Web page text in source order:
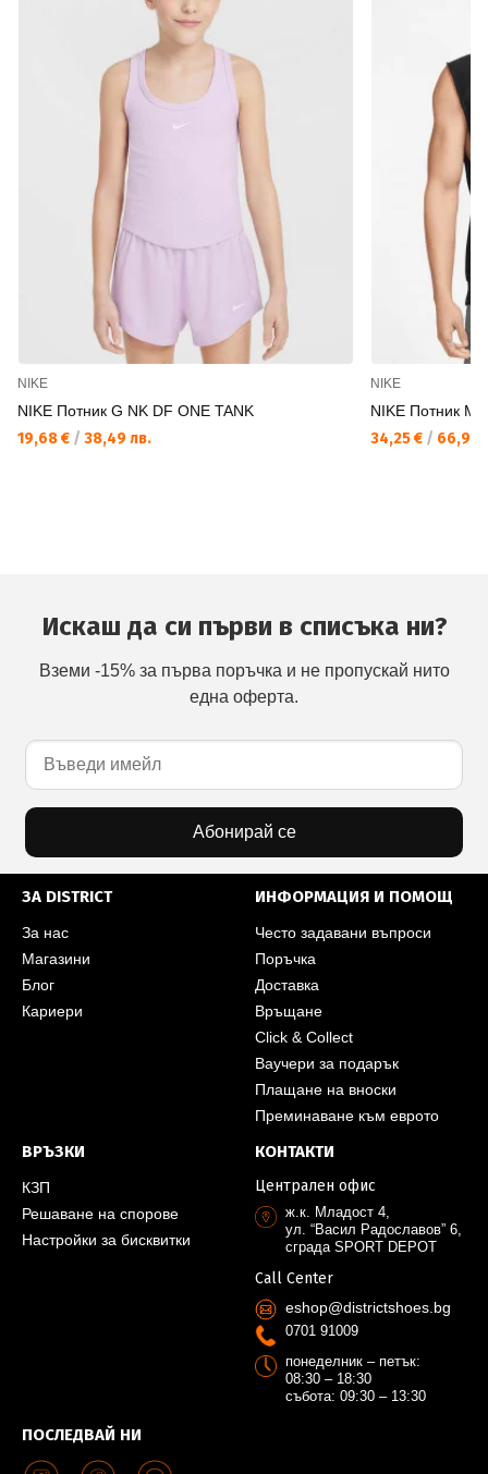
NIKE
NIKE Потник G NK DF ONE TANK
19,68 € / 38,49 лв.
NIKE
NIKE Потник M
34,25 € / 66,99
Искаш да си първи в списъка ни?
Вземи -15% за първа поръчка и не пропускай нито
една оферта.
Абонирай се
ЗА DISTRICT
За нас
Магазини
Блог
Кариери
ИНФОРМАЦИЯ И ПОМОЩ
Често задавани въпроси
Поръчка
Доставка
Връщане
Click & Collect
Ваучери за подарък
Плащане на вноски
Преминаване към еврото
ВРЪЗКИ
КЗП
Решаване на спорове
Настройки за бисквитки
ПОСЛЕДВАЙ НИ
КОНТАКТИ
Централен офис
ж.к. Младост 4,
ул. “Васил Радославов” 6,
сграда SPORT DEPOT
Call Center
eshop@districtshoes.bg
0701 91009
понеделник – петък:
08:30 – 18:30
събота: 09:30 – 13:30